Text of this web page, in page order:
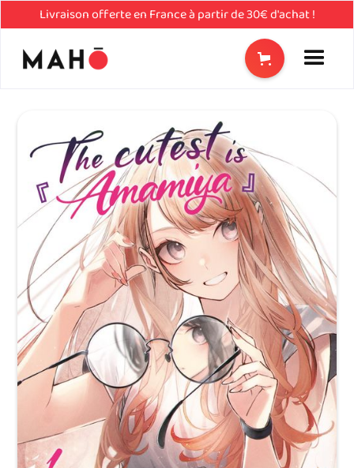
Livraison offerte en France à partir de 30€ d'achat !